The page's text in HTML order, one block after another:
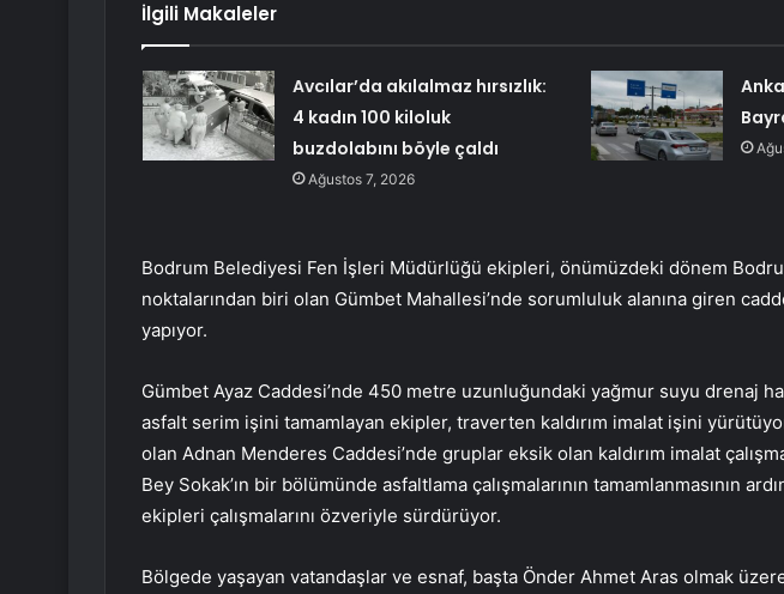
İlgili Makaleler
Avcılar’da akılalmaz hırsızlık:
4 kadın 100 kiloluk
buzdolabını böyle çaldı
Ağustos 7, 2026
Bodrum Belediyesi Fen İşleri Müdürlüğü ekipleri, önümüzdeki dönem
noktalarından biri olan Gümbet Mahallesi’nde sorumluluk alanına giren
yapıyor.
Gümbet Ayaz Caddesi’nde 450 metre uzunluğundaki yağmur suyu drenaj
asfalt serim işini tamamlayan ekipler, traverten kaldırım imalat işini
olan Adnan Menderes Caddesi’nde gruplar eksik olan kaldırım imalat
Bey Sokak’ın bir bölümünde asfaltlama çalışmalarının tamamlanmasının
ekipleri çalışmalarını özveriyle sürdürüyor.
Bölgede yaşayan vatandaşlar ve esnaf, başta Önder Ahmet Aras olmak